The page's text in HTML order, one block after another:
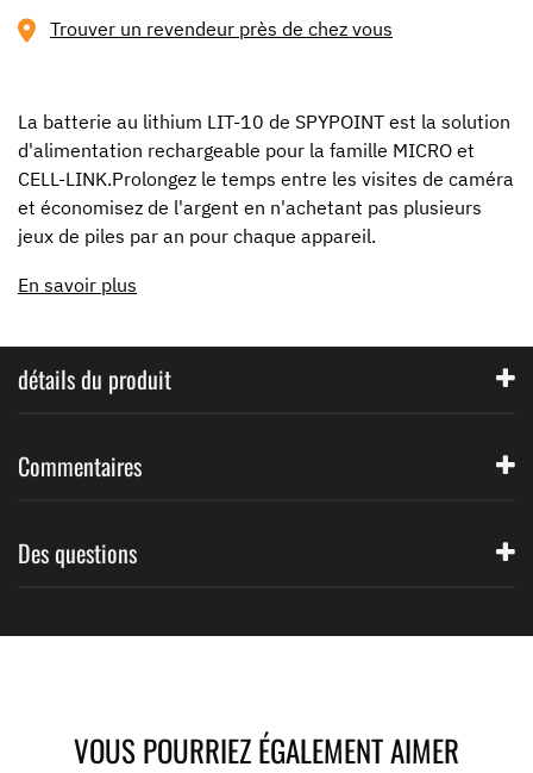
page
link.Trouver un revendeur près de chez vous
La batterie au lithium LIT-10 de SPYPOINT est la solution
d'alimentation rechargeable pour la famille MICRO et
CELL-LINK.Prolongez le temps entre les visites de caméra
et économisez de l'argent en n'achetant pas plusieurs
jeux de piles par an pour chaque appareil.
En savoir plus
détails du produit
Commentaires
Des questions
VOUS POURRIEZ ÉGALEMENT AIMER